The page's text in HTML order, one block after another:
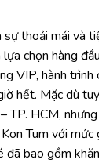
thoải mái và
chọn hàng
VIP, hành trình
hết. Mặc dù
TP. HCM,
Tum với
bao gồm